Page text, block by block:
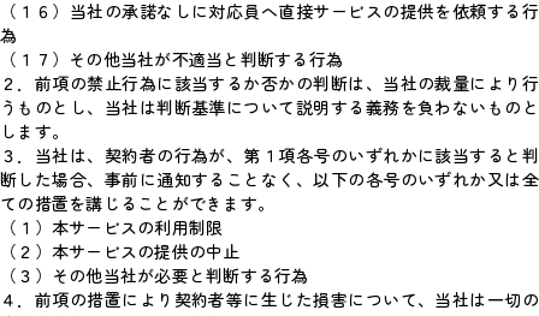
（１６）当社の承諾なしに対応員へ直接サービスの提供を依頼する行
為
（１７）その他当社が不適当と判断する行為
２．前項の禁止行為に該当するか否かの判断は、当社の裁量により行
うものとし、当社は判断基準について説明する義務を負わないものと
します。
３．当社は、契約者の行為が、第１項各号のいずれかに該当すると判
断した場合、事前に通知することなく、以下の各号のいずれか又は全
ての措置を講じることができます。
（１）本サービスの利用制限
（２）本サービスの提供の中止
（３）その他当社が必要と判断する行為
４．前項の措置により契約者等に生じた損害について、当社は一切の